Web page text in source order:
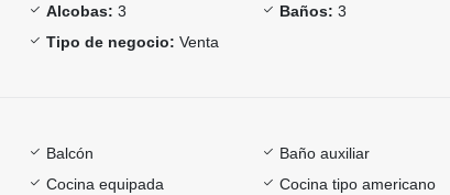
Alcobas: 3 Baños: 3
Tipo de negocio: Venta
Balcón
Baño auxiliar
Cocina equipada
Cocina tipo americano